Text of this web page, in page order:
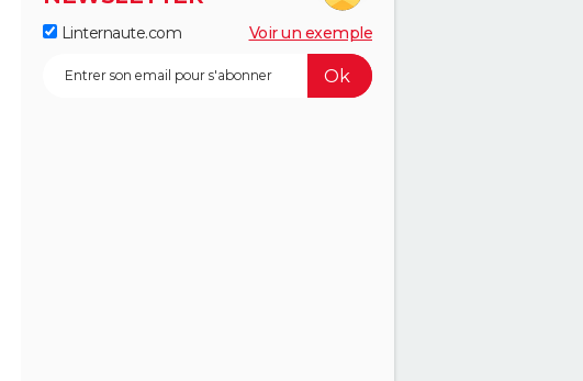
Linternaute.com Voir un exemple